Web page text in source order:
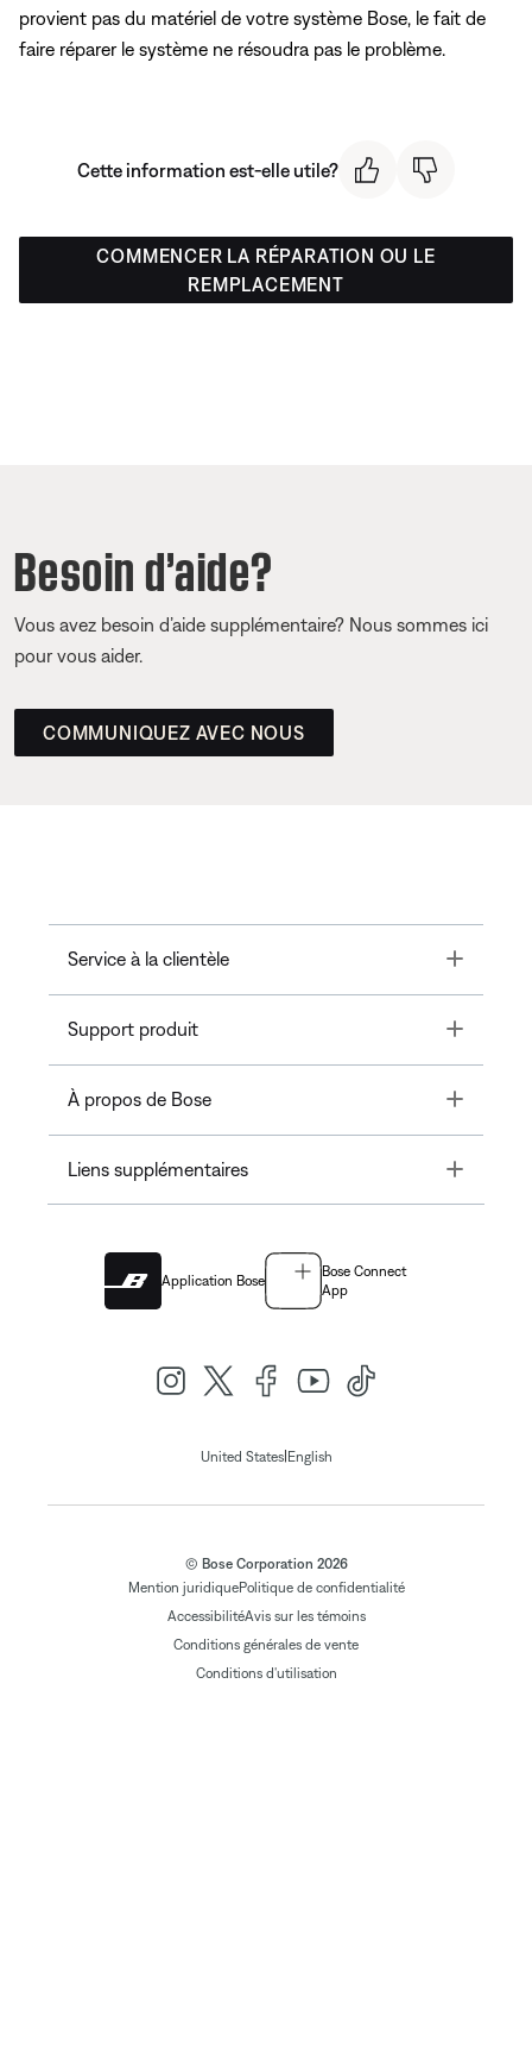
provient pas du matériel de votre système Bose, le fait de
faire réparer le système ne résoudra pas le problème.
Cette information est-elle utile?
COMMENCER LA RÉPARATION OU LE
REMPLACEMENT
Besoin d’aide?
Vous avez besoin d’aide supplémentaire? Nous sommes ici
pour vous aider.
COMMUNIQUEZ AVEC NOUS
Service à la clientèle Toggle
Support produit Toggle
À propos de Bose Toggle
Liens supplémentaires Toggle
Application Bose
Bose Connect
App
United States| English
© Bose Corporation 2026
Mention juridiquePolitique de confidentialité
AccessibilitéAvis sur les témoins
Conditions générales de vente
Conditions d'utilisation